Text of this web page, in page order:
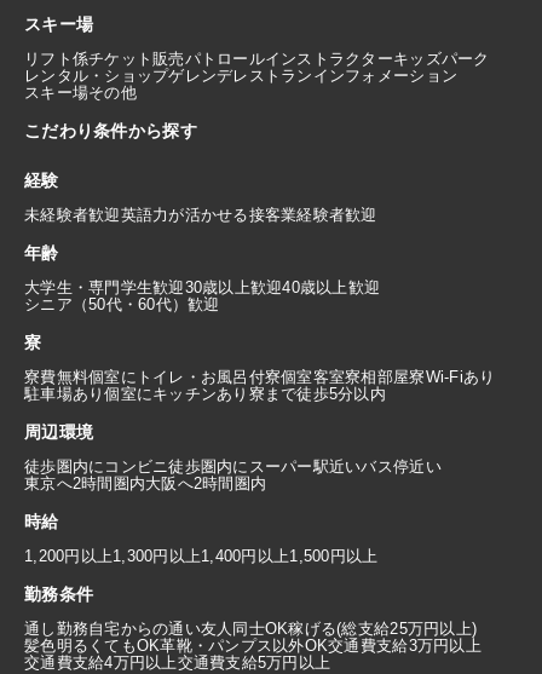
スキー場
リフト係チケット販売パトロールインストラクターキッズパーク
レンタル・ショップゲレンデレストラン インフォメーション
スキー場その他
こだわり条件から探す
経験
未経験者歓迎英語力が活かせる接客業経験者歓迎
年齢
大学生・専門学生歓迎30歳以上歓迎40歳以上歓迎
シニア（50代・60代）歓迎
寮
寮費無料個室にトイレ・お風呂付寮個室客室寮相部屋寮Wi-Fiあり
駐車場あり個室にキッチンあり 寮まで徒歩5分以内
周辺環境
徒歩圏内にコンビニ徒歩圏内にスーパー駅近いバス停近い
東京へ2時間圏内大阪へ2時間圏内
時給
1,200円以上1,300円以上1,400円以上1,500円以上
勤務条件
通し勤務自宅からの通い友人同士OK稼げる(総支給25万円以上)
髪色明るくてもOK革靴・パンプス以外OK交通費支給3万円以上
交通費支給4万円以上交通費支給5万円以上